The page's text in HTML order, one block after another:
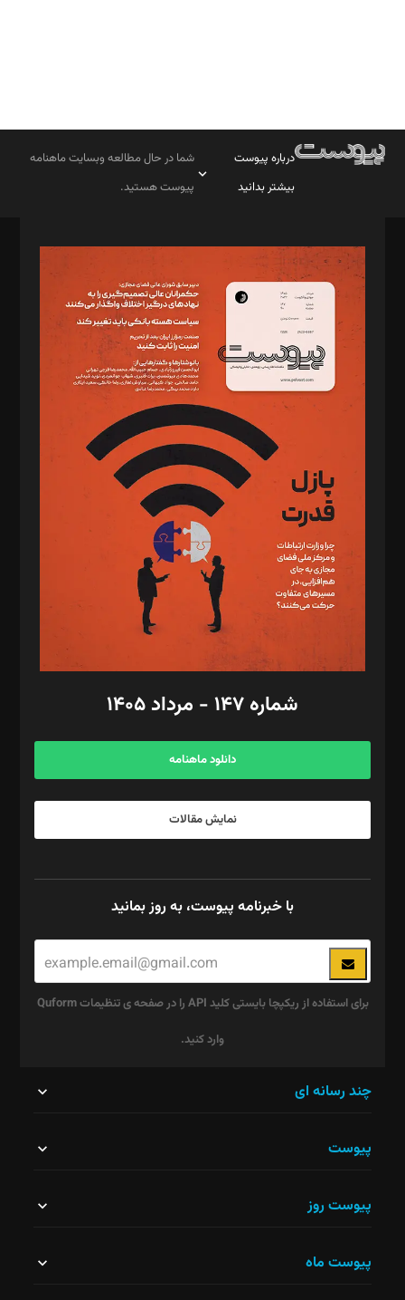
درباره پیوست
بیشتر بدانید
شما در حال مطالعه وبسایت ماهنامه
پیوست هستید.
مدیر مسئول: محمدباقر اثنی‌عشری
سردبیر: مهرک محمودی
دبیر تحریریه: میثم قاسمی
د‌بیر ناداستان: سمانه سمیع
د‌بیر خدمت و تجارت: ابوالفضل رجبی
د‌بیر حقوق فناوری: حسام‌الدین ایپکچی
د‌بیر پیوست جهان: مینا پاکدل
د‌بیر تحریریه آنلاین: بابک نقاش
تحریریه‌: مجتبی محمود‌ی، آرش برهمند، یسنا امان‌پور، سروش کرمیان،
مصطفی مسجدی آرانی، ابوالفضل رجبی، زهرا فکرانه، فائزه فتحی
رستمی،مصطفی باستان
ویرایش: نگار استاد‌‌آقا
طراح یونیفرم: مجید توکلی
فیلمبرداری و عکاسی: امیر شفیعی، مانی لطفی زاده
گرافیک و صفحه‌آرایی: سید‌سبحان‌علی ثابت
مد‌یر توسعه تجاری: کامبیز برید‌
امور مالی: شاپور رهبری، محمد‌ کاظمی‌نیا
آگهی و مشترکین: ۰۹۱۹۹۹۹۰۴۵۴
شماره ۱۴۷ - مرداد ۱۴۰۵
دانلود ماهنامه
نمایش مقالات
با خبرنامه پیوست، به روز بمانید
برای استفاده از ریکپچا بایستی کلید API را در صفحه ی تنظیمات Quform
وارد کنید.
نباید
شود.
چند رسانه ای
پیوست
پیوست روز
پیوست ماه